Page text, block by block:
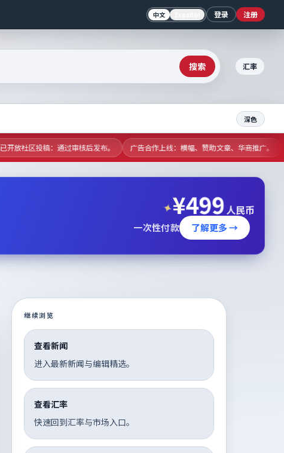
中文 登录 注册
搜索 汇率
深色
放社区投稿：通过审核后发布。 广告合作上线：横幅、赞助文章、华商推广。
✦¥499人民币
一次性付款 了解更多 →
继续浏览
查看新闻
进入最新新闻与编辑精选。
查看汇率
快速回到汇率与市场入口。